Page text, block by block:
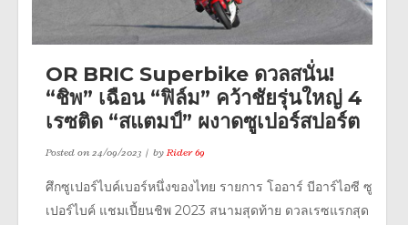
OR BRIC Superbike ดวลสนั่น!
“ชิพ” เฉือน “ฟิล์ม” คว้าชัยรุ่นใหญ่ 4
เรซติด “สแตมป์” ผงาดซูเปอร์สปอร์ต
Posted on24/09/2023 byRider 69
ศึกซูเปอร์ไบค์เบอร์หนึ่งของไทย รายการ โออาร์ บีอาร์ไอซี ซู
เปอร์ไบค์ แชมเปี้ยนชิพ 2023 สนามสุดท้าย ดวลเรซแรกสุด